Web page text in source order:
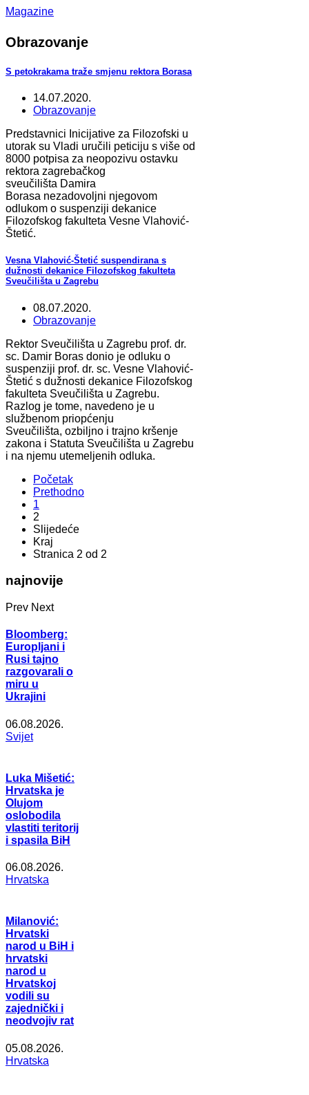
Magazine
Obrazovanje
S petokrakama traže smjenu rektora Borasa
14.07.2020.
Obrazovanje
Predstavnici Inicijative za Filozofski u
utorak su Vladi uručili peticiju s više od
8000 potpisa za neopozivu ostavku
rektora zagrebačkog
sveučilišta Damira
Borasa nezadovoljni njegovom
odlukom o suspenziji dekanice
Filozofskog fakulteta Vesne Vlahović-
Štetić.
Vesna Vlahović-Štetić suspendirana s
dužnosti dekanice Filozofskog fakulteta
Sveučilišta u Zagrebu
08.07.2020.
Obrazovanje
Rektor Sveučilišta u Zagrebu prof. dr.
sc. Damir Boras donio je odluku o
suspenziji prof. dr. sc. Vesne Vlahović-
Štetić s dužnosti dekanice Filozofskog
fakulteta Sveučilišta u Zagrebu.
Razlog je tome, navedeno je u
službenom priopćenju
Sveučilišta, ozbiljno i trajno kršenje
zakona i Statuta Sveučilišta u Zagrebu
i na njemu utemeljenih odluka.
Početak
Prethodno
1
2
Slijedeće
Kraj
Stranica 2 od 2
najnovije
Prev Next
Bloomberg:
Europljani i
Rusi tajno
razgovarali o
miru u
Ukrajini
06.08.2026.
Svijet
Luka Mišetić:
Hrvatska je
Olujom
oslobodila
vlastiti teritorij
i spasila BiH
06.08.2026.
Hrvatska
Milanović:
Hrvatski
narod u BiH i
hrvatski
narod u
Hrvatskoj
vodili su
zajednički i
neodvojiv rat
05.08.2026.
Hrvatska